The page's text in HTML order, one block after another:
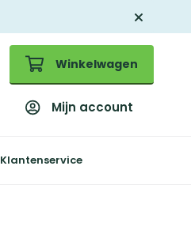
Winkelwagen
Mijn account
Klantenservice